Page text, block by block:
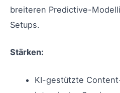
breiteren Predictive-
Setups.
Stärken:
KI-gestützte